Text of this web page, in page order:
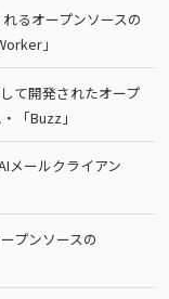
るオープンソースの
」
て開発されたオープ
「Buzz」
メールクライアン
プンソースの